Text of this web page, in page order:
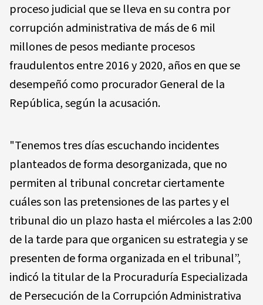
proceso judicial que se lleva en su contra por
corrupción administrativa de más de 6 mil
millones de pesos mediante procesos
fraudulentos entre 2016 y 2020, años en que se
desempeñó como procurador General de la
República, según la acusación.
"Tenemos tres días escuchando incidentes
planteados de forma desorganizada, que no
permiten al tribunal concretar ciertamente
cuáles son las pretensiones de las partes y el
tribunal dio un plazo hasta el miércoles a las 2:00
de la tarde para que organicen su estrategia y se
presenten de forma organizada en el tribunal”,
indicó la titular de la Procuraduría Especializada
de Persecución de la Corrupción Administrativa